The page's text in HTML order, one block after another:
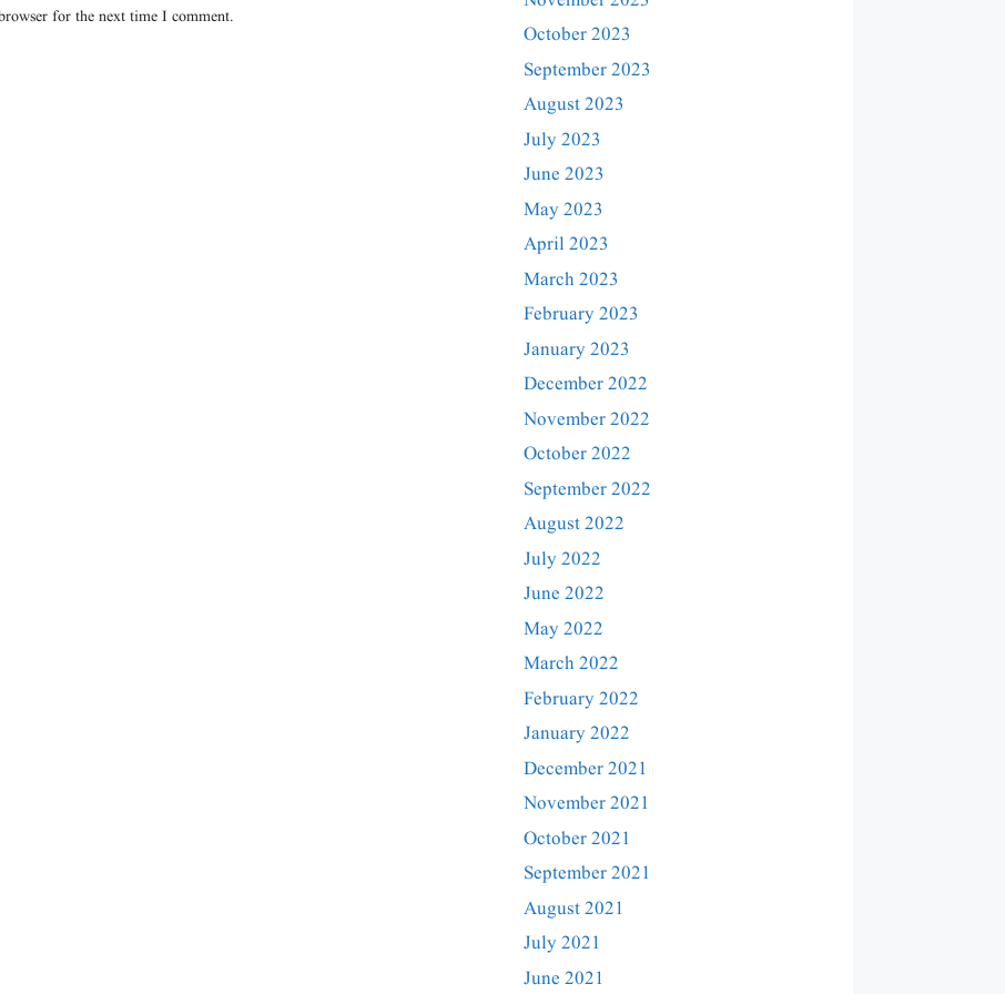
for the next time I comment.
October 2023
September 2023
August 2023
July 2023
June 2023
May 2023
April 2023
March 2023
February 2023
January 2023
December 2022
November 2022
October 2022
September 2022
August 2022
July 2022
June 2022
May 2022
March 2022
February 2022
January 2022
December 2021
November 2021
October 2021
September 2021
August 2021
July 2021
June 2021